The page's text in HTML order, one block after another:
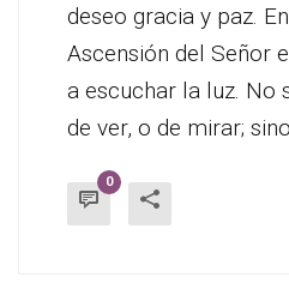
deseo gracia y paz.
Ascensión del Señor
a escuchar la luz. No
de ver, o de mirar;
0